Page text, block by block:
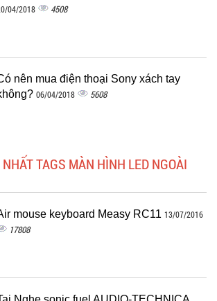
04/2018 4508
nên mua điện thoại Sony xách tay
06/04/2018 5608
TAGS MÀN HÌNH LED NGOÀI
mouse keyboard Measy RC11 13/07/2016
17808